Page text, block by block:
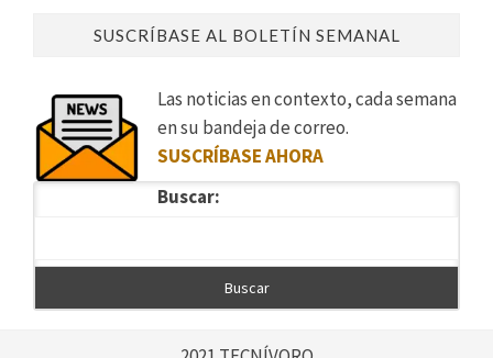
SUSCRÍBASE AL BOLETÍN SEMANAL
Las noticias en contexto, cada semana
en su bandeja de correo.
SUSCRÍBASE AHORA
Buscar: